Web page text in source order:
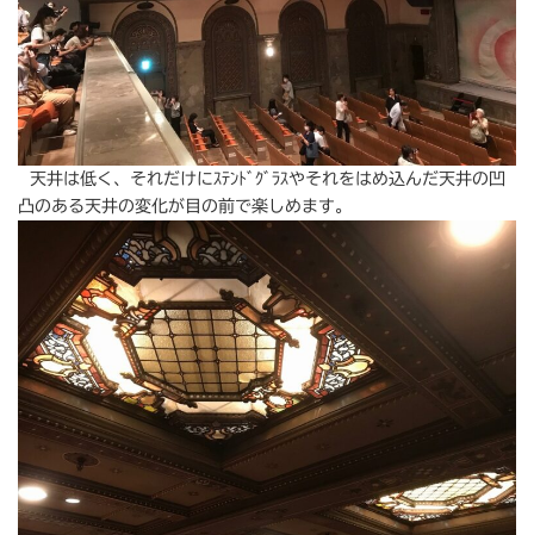
天井は低く、それだけにｽﾃﾝﾄﾞｸﾞﾗｽやそれをはめ込んだ天井の凹
凸のある天井の変化が目の前で楽しめます。